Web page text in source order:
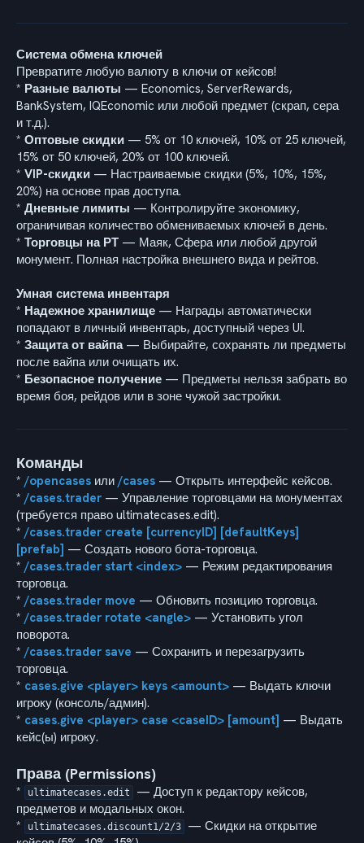
Система обмена ключей
Превратите любую валюту в ключи от кейсов!
* Разные валюты — Economics, ServerRewards,
BankSystem, IQEconomic или любой предмет (скрап, сера
и т.д.).
* Оптовые скидки — 5% от 10 ключей, 10% от 25 ключей,
15% от 50 ключей, 20% от 100 ключей.
* VIP-скидки — Настраиваемые скидки (5%, 10%, 15%,
20%) на основе прав доступа.
* Дневные лимиты — Контролируйте экономику,
ограничивая количество обмениваемых ключей в день.
* Торговцы на РТ — Маяк, Сфера или любой другой
монумент. Полная настройка внешнего вида и рейтов.
Умная система инвентаря
* Надежное хранилище — Награды автоматически
попадают в личный инвентарь, доступный через UI.
* Защита от вайпа— Выбирайте, сохранять ли предметы
после вайпа или очищать их.
* Безопасное получение — Предметы нельзя забрать во
время боя, рейдов или в зоне чужой застройки.
Команды
* /opencases или /cases — Открыть интерфейс кейсов.
* /cases.trader — Управление торговцами на монументах
(требуется право ultimatecases.edit).
* /cases.trader create [currencyID] [defaultKeys]
[prefab] — Создать нового бота-торговца.
* /cases.trader start <index> — Режим редактирования
торговца.
* /cases.trader move — Обновить позицию торговца.
* /cases.trader rotate <angle> — Установить угол
поворота.
* /cases.trader save — Сохранить и перезагрузить
торговца.
* cases.give <player> keys <amount> — Выдать ключи
игроку (консоль/админ).
* cases.give <player> case <caseID> [amount] — Выдать
кейс(ы) игроку.
Права (Permissions)
* ultimatecases.edit
— Доступ к редактору кейсов,
предметов и модальных окон.
*
ultimatecases.discount1/2/3
— Скидки на открытие